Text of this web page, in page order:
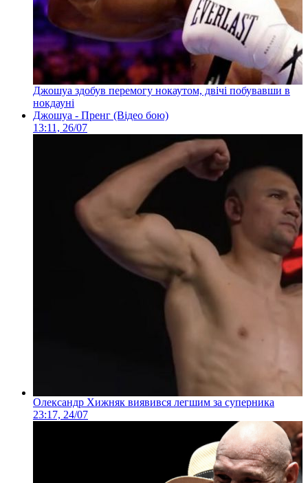
Джошуа здобув перемогу нокаутом, двічі побувавши в
нокдауні
Джошуа - Пренг (Відео бою)
13:11, 26/07
Олександр Хижняк виявився легшим за суперника
23:17, 24/07